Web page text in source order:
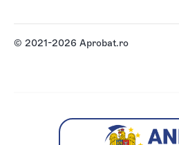
© 2021-2026 Aprobat.ro